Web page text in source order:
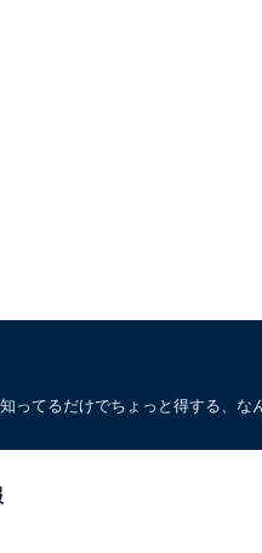
てるだけでちょっと得する、